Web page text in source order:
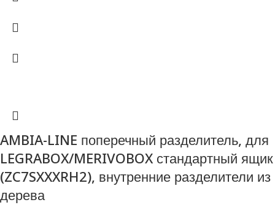
AMBIA-LINE поперечный разделитель, для
LEGRABOX/MERIVOBOX стандартный ящик
(ZC7SXXXRH2), внутренние разделители из
дерева